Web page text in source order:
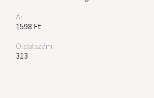
Ár:
1598 Ft
Oldalszám:
313